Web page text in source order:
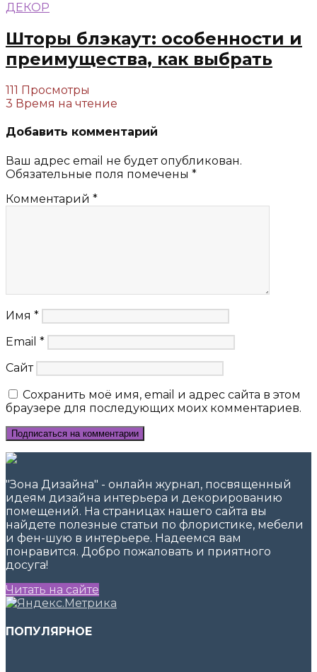
ДЕКОР
Шторы блэкаут: особенности и
преимущества, как выбрать
111 Просмотры
3 Время на чтение
Добавить комментарий
Ваш адрес email не будет опубликован.
Обязательные поля помечены *
Комментарий *
Имя *
Email *
Сайт
Сохранить моё имя, email и адрес сайта в этом
браузере для последующих моих комментариев.
"Зона Дизайна" - онлайн журнал, посвященный
идеям дизайна интерьера и декорированию
помещений. На страницах нашего сайта вы
найдете полезные статьи по флористике, мебели
и фен-шую в интерьере. Надеемся вам
понравится. Добро пожаловать и приятного
досуга!
Читать на сайте
ПОПУЛЯРНОЕ